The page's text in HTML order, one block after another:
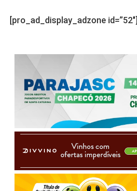
[pro_ad_display_adzone id=”52″]